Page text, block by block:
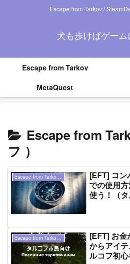
Escape from Tarkov /
犬も歩けばゲーム
Escape from Tarkov
MetaQuest
Escape from
フ ）
Escape from Tarkov（ タルコフ ）
[EFT] コン
での使用
使う！（タ
[EFT] お金
からアイ
ルコフ初心